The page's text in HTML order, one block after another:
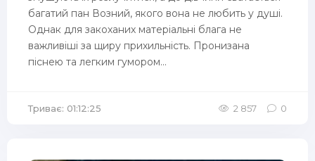
багатий пан Возний, якого вона не любить у душі.
Однак для закоханих матеріальні блага не
важливіші за щиру прихильність. Пронизана
піснею та легким гумором...
Триває: 01:12:25 2 857 0